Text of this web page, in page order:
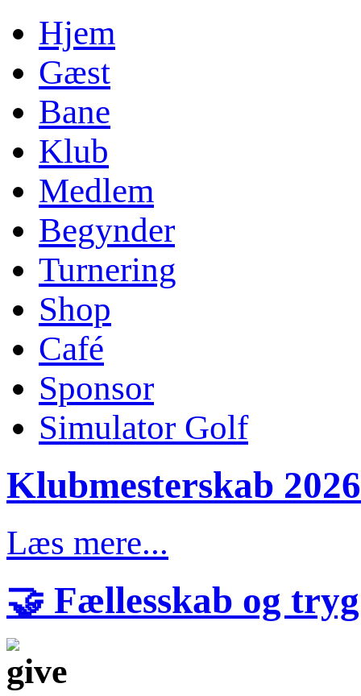
Hjem
Gæst
Bane
Klub
Medlem
Begynder
Turnering
Shop
Café
Sponsor
Simulator Golf
Klubmesterskab
Læs mere...
🤝 Fællesskab og